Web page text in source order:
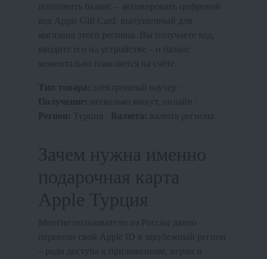
пополнить баланс – активировать цифровой
код Apple Gift Card, выпущенный для
магазина этого региона. Вы получаете код,
вводите его на устройстве – и баланс
Тип товара:
электронный ваучер ·
Получение:
несколько минут, онлайн ·
Турция · Валюта:
Зачем нужна именно
подарочная карта
Apple Турция
Многие пользователи из России давно
перевели свой Apple ID в зарубежный регион
– ради доступа к приложениям, играм и